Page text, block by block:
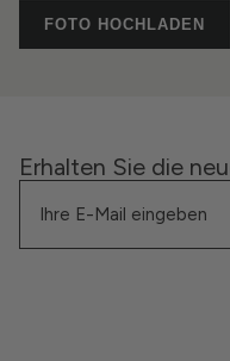
FOTO HOCHLADEN
Erhalten Sie die